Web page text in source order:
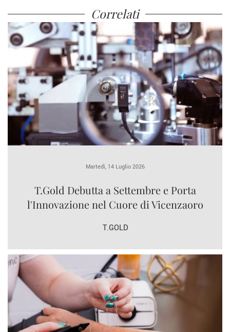
Correlati
Martedì, 14 Luglio 2026
T.Gold Debutta a Settembre e Porta
l'Innovazione nel Cuore di Vicenzaoro
T.GOLD